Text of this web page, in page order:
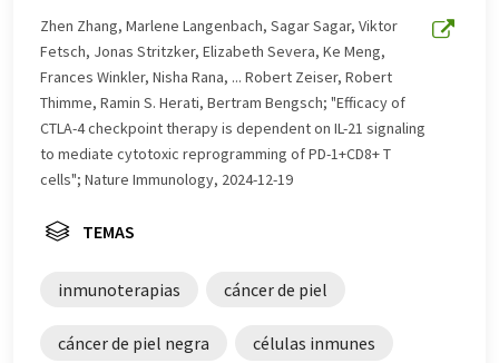
este artículo ha sido traducido con traducción
automática, es posible que contenga errores de
vocabulario, sintaxis o gramática. El artículo original en
Alemán se puede encontraraquí.
Zhen Zhang, Marlene Langenbach, Sagar Sagar, Viktor
Fetsch, Jonas Stritzker, Elizabeth Severa, Ke Meng,
Frances Winkler, Nisha Rana, ... Robert Zeiser, Robert
Thimme, Ramin S. Herati, Bertram Bengsch; "Efficacy of
CTLA-4 checkpoint therapy is dependent on IL-21 signaling
to mediate cytotoxic reprogramming of PD-1+CD8+ T
cells"; Nature Immunology, 2024-12-19
TEMAS
inmunoterapias cáncer de piel
cáncer de piel negra células inmunes